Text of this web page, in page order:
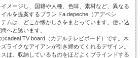
メージし、国籍や人種、色味、素材など、異なる
ルを提案するブランドa.depeche（アデペシ
ムは、どこか懐かしさをまとっています。使い込
へと誘います。
cadeal TV board（カデルテレビボード）です。木
ライクなアイアンが引き締めてくれるデザイン。
は、収納しているものをほどよくブラインドする